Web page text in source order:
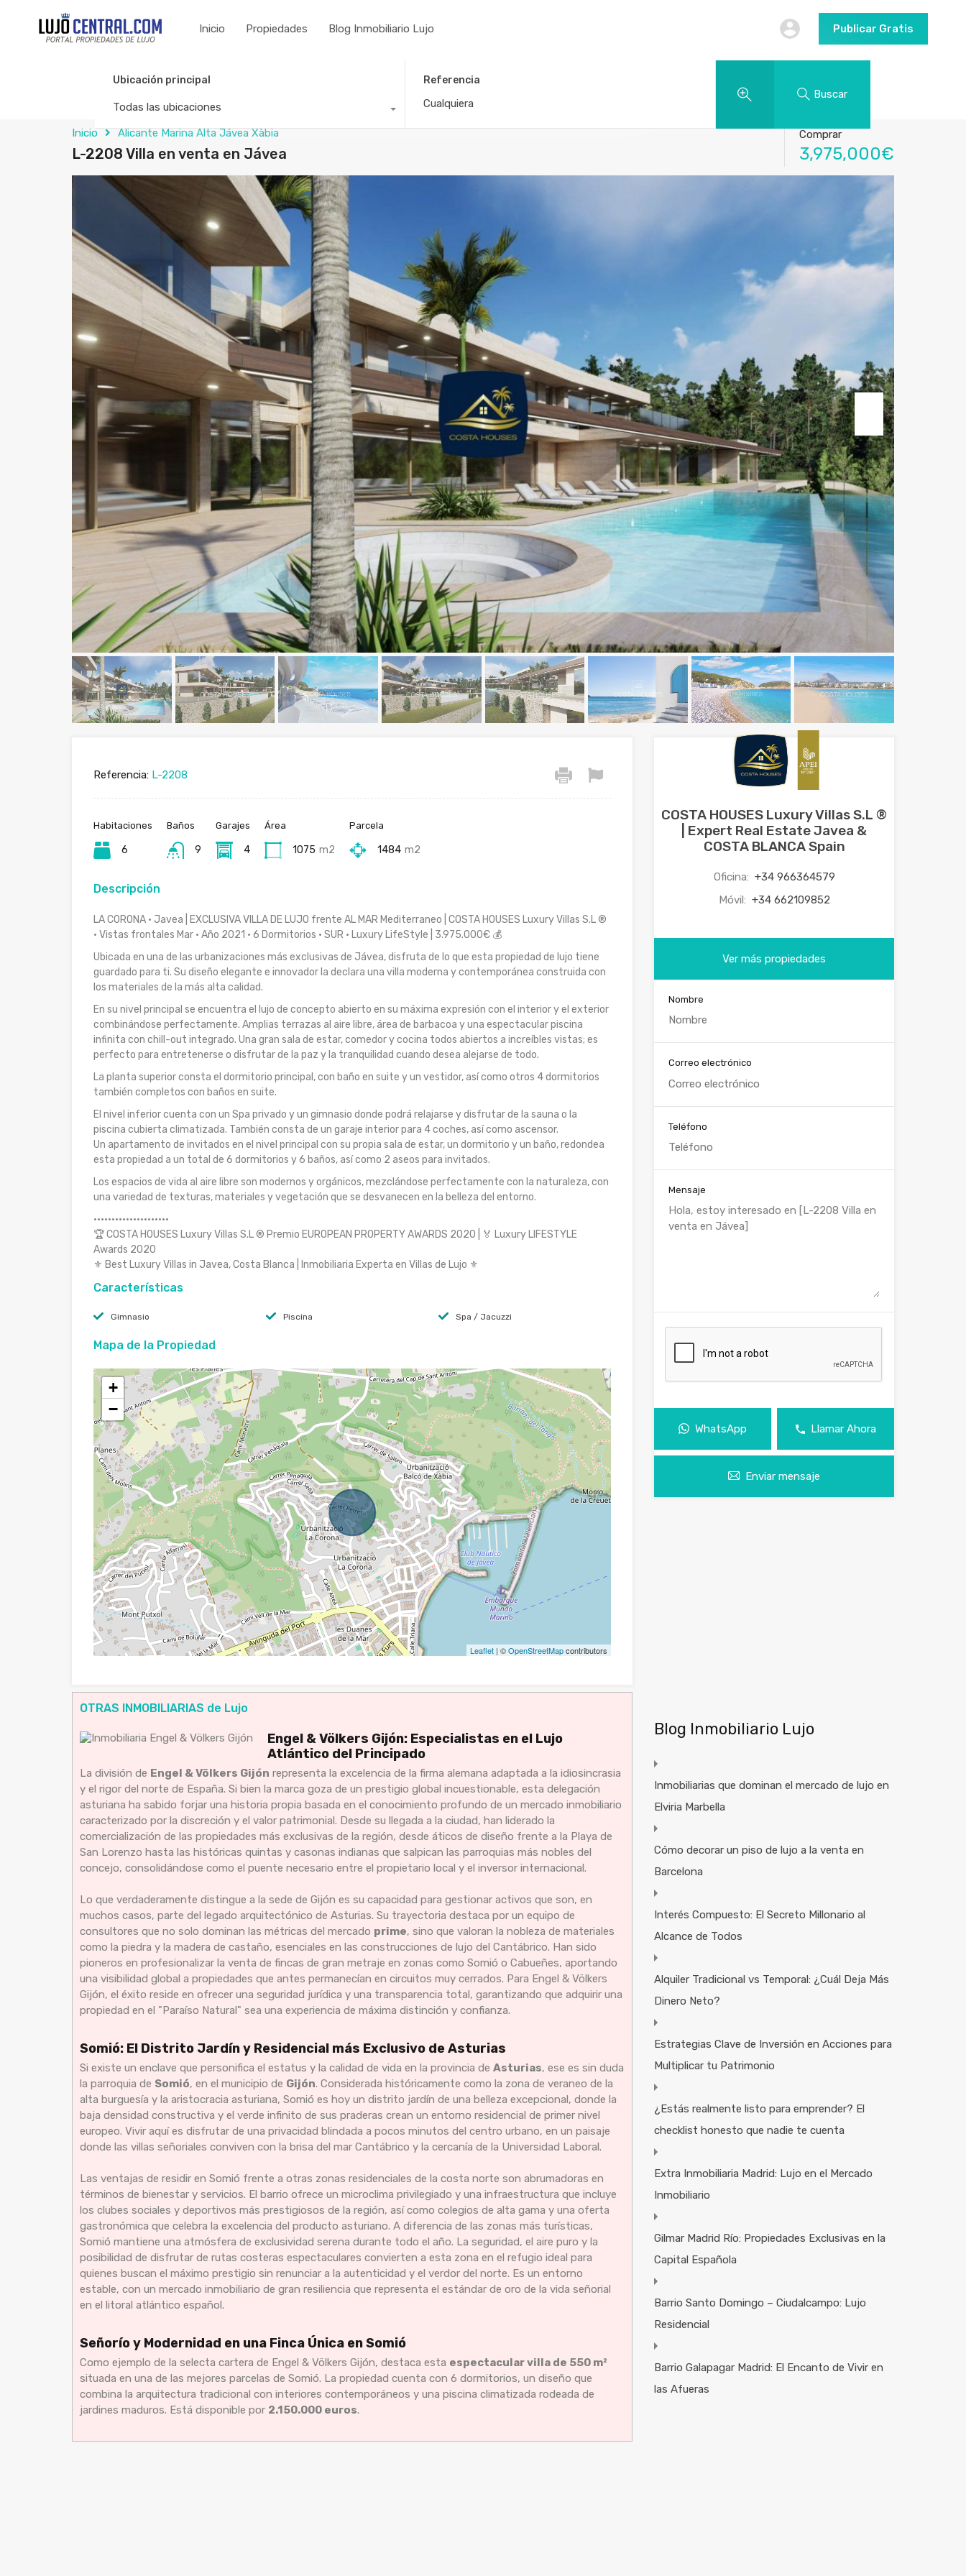
Inicio Propiedades Blog Inmobiliario Lujo Publicar Gratis
Ubicación principal
Todas las ubicaciones
Referencia
Buscar
Inicio Alicante Marina Alta Jávea Xàbia
L-2208 Villa en venta en Jávea
Comprar
3,975,000€
Referencia: L-2208
Habitaciones
6
Baños
9
Garajes
4
Área
1075 m2
Parcela
1484 m2
Descripción
LA CORONA · Javea | EXCLUSIVA VILLA DE LUJO frente AL MAR Mediterraneo | COSTA HOUSES Luxury Villas S.L ®
· Vistas frontales Mar · Año 2021 · 6 Dormitorios · SUR · Luxury LifeStyle | 3.975.000€ 💰
Ubicada en una de las urbanizaciones más exclusivas de Jávea, disfruta de lo que esta propiedad de lujo tiene
guardado para ti. Su diseño elegante e innovador la declara una villa moderna y contemporánea construida con
los materiales de la más alta calidad.
En su nivel principal se encuentra el lujo de concepto abierto en su máxima expresión con el interior y el exterior
combinándose perfectamente. Amplias terrazas al aire libre, área de barbacoa y una espectacular piscina
infinita con chill-out integrado. Una gran sala de estar, comedor y cocina todos abiertos a increíbles vistas; es
perfecto para entretenerse o disfrutar de la paz y la tranquilidad cuando desea alejarse de todo.
La planta superior consta el dormitorio principal, con baño en suite y un vestidor, así como otros 4 dormitorios
también completos con baños en suite.
El nivel inferior cuenta con un Spa privado y un gimnasio donde podrá relajarse y disfrutar de la sauna o la
piscina cubierta climatizada. También consta de un garaje interior para 4 coches, así como ascensor.
Un apartamento de invitados en el nivel principal con su propia sala de estar, un dormitorio y un baño, redondea
esta propiedad a un total de 6 dormitorios y 6 baños, así como 2 aseos para invitados.
Los espacios de vida al aire libre son modernos y orgánicos, mezclándose perfectamente con la naturaleza, con
una variedad de texturas, materiales y vegetación que se desvanecen en la belleza del entorno.
·····················
🏆 COSTA HOUSES Luxury Villas S.L ® Premio EUROPEAN PROPERTY AWARDS 2020 | 🏅 Luxury LIFESTYLE
Awards 2020
⚜ Best Luxury Villas in Javea, Costa Blanca | Inmobiliaria Experta en Villas de Lujo ⚜
Características
Gimnasio Piscina Spa / Jacuzzi
Mapa de la Propiedad
+
−
Leaflet | ©OpenStreetMapcontributors
OTRAS INMOBILIARIAS de Lujo
Engel & Völkers Gijón: Especialistas en el Lujo
Atlántico del Principado
La división de Engel & Völkers Gijón representa la excelencia de la firma alemana adaptada a la idiosincrasia
y el rigor del norte de España. Si bien la marca goza de un prestigio global incuestionable, esta delegación
asturiana ha sabido forjar una historia propia basada en el conocimiento profundo de un mercado inmobiliario
caracterizado por la discreción y el valor patrimonial. Desde su llegada a la ciudad, han liderado la
comercialización de las propiedades más exclusivas de la región, desde áticos de diseño frente a la Playa de
San Lorenzo hasta las históricas quintas y casonas indianas que salpican las parroquias más nobles del
concejo, consolidándose como el puente necesario entre el propietario local y el inversor internacional.
Lo que verdaderamente distingue a la sede de Gijón es su capacidad para gestionar activos que son, en
muchos casos, parte del legado arquitectónico de Asturias. Su trayectoria destaca por un equipo de
consultores que no solo dominan las métricas del mercado prime, sino que valoran la nobleza de materiales
como la piedra y la madera de castaño, esenciales en las construcciones de lujo del Cantábrico. Han sido
pioneros en profesionalizar la venta de fincas de gran metraje en zonas como Somió o Cabueñes, aportando
una visibilidad global a propiedades que antes permanecían en circuitos muy cerrados. Para Engel & Völkers
Gijón, el éxito reside en ofrecer una seguridad jurídica y una transparencia total, garantizando que adquirir una
propiedad en el "Paraíso Natural" sea una experiencia de máxima distinción y confianza.
Somió: El Distrito Jardín y Residencial más Exclusivo de Asturias
Si existe un enclave que personifica el estatus y la calidad de vida en la provincia de Asturias, ese es sin duda
la parroquia de Somió, en el municipio de Gijón. Considerada históricamente como la zona de veraneo de la
alta burguesía y la aristocracia asturiana, Somió es hoy un distrito jardín de una belleza excepcional, donde la
baja densidad constructiva y el verde infinito de sus praderas crean un entorno residencial de primer nivel
europeo. Vivir aquí es disfrutar de una privacidad blindada a pocos minutos del centro urbano, en un paisaje
donde las villas señoriales conviven con la brisa del mar Cantábrico y la cercanía de la Universidad Laboral.
Las ventajas de residir en Somió frente a otras zonas residenciales de la costa norte son abrumadoras en
términos de bienestar y servicios. El barrio ofrece un microclima privilegiado y una infraestructura que incluye
los clubes sociales y deportivos más prestigiosos de la región, así como colegios de alta gama y una oferta
gastronómica que celebra la excelencia del producto asturiano. A diferencia de las zonas más turísticas,
Somió mantiene una atmósfera de exclusividad serena durante todo el año. La seguridad, el aire puro y la
posibilidad de disfrutar de rutas costeras espectaculares convierten a esta zona en el refugio ideal para
quienes buscan el máximo prestigio sin renunciar a la autenticidad y el verdor del norte. Es un entorno
estable, con un mercado inmobiliario de gran resiliencia que representa el estándar de oro de la vida señorial
en el litoral atlántico español.
Señorío y Modernidad en una Finca Única en Somió
Como ejemplo de la selecta cartera de Engel & Völkers Gijón, destaca esta espectacular villa de 550 m²
situada en una de las mejores parcelas de Somió. La propiedad cuenta con 6 dormitorios, un diseño que
combina la arquitectura tradicional con interiores contemporáneos y una piscina climatizada rodeada de
jardines maduros. Está disponible por 2.150.000 euros.
COSTA HOUSES Luxury Villas S.L ®
| Expert Real Estate Javea &
COSTA BLANCA Spain
Oficina: +34 966364579
Móvil: +34 662109852
Ver más propiedades
Nombre
Correo electrónico
Teléfono
Mensaje
WhatsApp Llamar Ahora
Enviar mensaje
Blog Inmobiliario Lujo
Inmobiliarias que dominan el mercado de lujo en
Elviria Marbella
Cómo decorar un piso de lujo a la venta en
Barcelona
Interés Compuesto: El Secreto Millonario al
Alcance de Todos
Alquiler Tradicional vs Temporal: ¿Cuál Deja Más
Dinero Neto?
Estrategias Clave de Inversión en Acciones para
Multiplicar tu Patrimonio
¿Estás realmente listo para emprender? El
checklist honesto que nadie te cuenta
Extra Inmobiliaria Madrid: Lujo en el Mercado
Inmobiliario
Gilmar Madrid Río: Propiedades Exclusivas en la
Capital Española
Barrio Santo Domingo – Ciudalcampo: Lujo
Residencial
Barrio Galapagar Madrid: El Encanto de Vivir en
las Afueras